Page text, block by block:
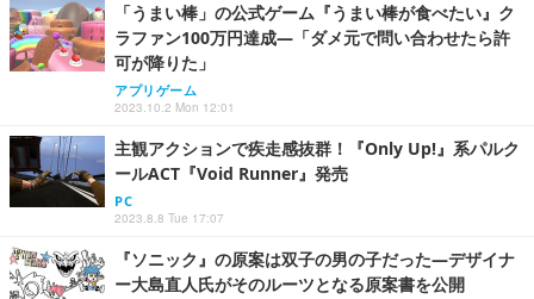
「うまい棒」の公式ゲーム『うまい棒が食べたい』ク
ラファン100万円達成―「ダメ元で問い合わせたら許
可が降りた」
アプリゲーム
2023.10.2 Mon 12:01
主観アクションで疾走感抜群！『Only Up!』系パルク
ールACT『Void Runner』発売
PC
2023.8.8 Tue 17:07
『ソニック』の原案は双子の男の子だった―デザイナ
ー大島直人氏がそのルーツとなる原案書を公開